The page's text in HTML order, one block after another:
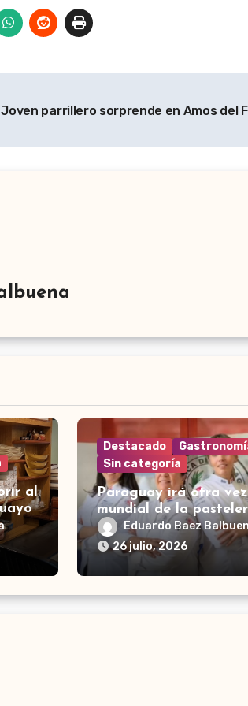
Joven parrillero sorprende en Amos del
al
Destacado
Sin categoría
Paraguay irá otra
mundial de la
Eduardo Baez
26 julio, 2026